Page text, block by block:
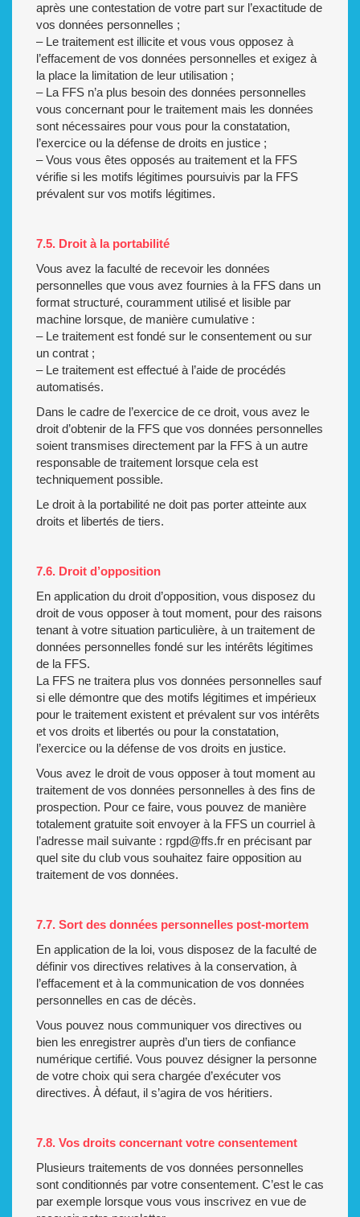
après une contestation de votre part sur l’exactitude de
vos données personnelles ;
– Le traitement est illicite et vous vous opposez à
l’effacement de vos données personnelles et exigez à
la place la limitation de leur utilisation ;
– La FFS n’a plus besoin des données personnelles
vous concernant pour le traitement mais les données
sont nécessaires pour vous pour la constatation,
l’exercice ou la défense de droits en justice ;
– Vous vous êtes opposés au traitement et la FFS
vérifie si les motifs légitimes poursuivis par la FFS
prévalent sur vos motifs légitimes.
7.5. Droit à la portabilité
Vous avez la faculté de recevoir les données
personnelles que vous avez fournies à la FFS dans un
format structuré, couramment utilisé et lisible par
machine lorsque, de manière cumulative :
– Le traitement est fondé sur le consentement ou sur
un contrat ;
– Le traitement est effectué à l’aide de procédés
automatisés.
Dans le cadre de l’exercice de ce droit, vous avez le
droit d’obtenir de la FFS que vos données personnelles
soient transmises directement par la FFS à un autre
responsable de traitement lorsque cela est
techniquement possible.
Le droit à la portabilité ne doit pas porter atteinte aux
droits et libertés de tiers.
7.6. Droit d’opposition
En application du droit d’opposition, vous disposez du
droit de vous opposer à tout moment, pour des raisons
tenant à votre situation particulière, à un traitement de
données personnelles fondé sur les intérêts légitimes
de la FFS.
La FFS ne traitera plus vos données personnelles sauf
si elle démontre que des motifs légitimes et impérieux
pour le traitement existent et prévalent sur vos intérêts
et vos droits et libertés ou pour la constatation,
l’exercice ou la défense de vos droits en justice.
Vous avez le droit de vous opposer à tout moment au
traitement de vos données personnelles à des fins de
prospection. Pour ce faire, vous pouvez de manière
totalement gratuite soit envoyer à la FFS un courriel à
l’adresse mail suivante : rgpd@ffs.fr en précisant par
quel site du club vous souhaitez faire opposition au
traitement de vos données.
7.7. Sort des données personnelles post-mortem
En application de la loi, vous disposez de la faculté de
définir vos directives relatives à la conservation, à
l’effacement et à la communication de vos données
personnelles en cas de décès.
Vous pouvez nous communiquer vos directives ou
bien les enregistrer auprès d’un tiers de confiance
numérique certifié. Vous pouvez désigner la personne
de votre choix qui sera chargée d’exécuter vos
directives. À défaut, il s’agira de vos héritiers.
7.8. Vos droits concernant votre consentement
Plusieurs traitements de vos données personnelles
sont conditionnés par votre consentement. C’est le cas
par exemple lorsque vous vous inscrivez en vue de